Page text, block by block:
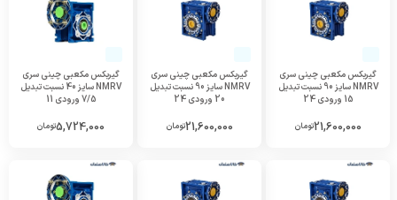
گیربکس مکعبی چینی سری
NMRV سایز 90 نسبت تبدیل
15 ورودی 24
21,600,000تومان
گیربکس مکعبی چینی سری
NMRV سایز 90 نسبت تبدیل
20 ورودی 24
21,600,000تومان
گیربکس مکعبی چینی سری
NMRV سایز 40 نسبت تبدیل
7/5 ورودی 11
5,724,000تومان